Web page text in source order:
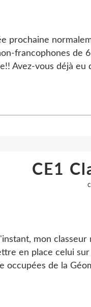
prochaine
francophones de
Avez-vous déjà eu
CE1
mon
en place celui
occupées de la